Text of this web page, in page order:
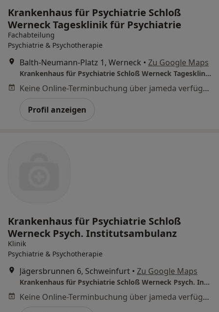
Krankenhaus für Psychiatrie Schloß
Werneck Tagesklinik für Psychiatrie
Fachabteilung
Psychiatrie & Psychotherapie
Balth-Neumann-Platz 1, Werneck • Zu Google Maps
Krankenhaus für Psychiatrie Schloß Werneck Tagesklinik für Psychiatrie
Keine Online-Terminbuchung über jameda verfügbar
Profil anzeigen
Krankenhaus für Psychiatrie Schloß
Werneck Psych. Institutsambulanz
Klinik
Psychiatrie & Psychotherapie
Jägersbrunnen 6, Schweinfurt • Zu Google Maps
Krankenhaus für Psychiatrie Schloß Werneck Psych. Institutsambulanz
Keine Online-Terminbuchung über jameda verfügbar